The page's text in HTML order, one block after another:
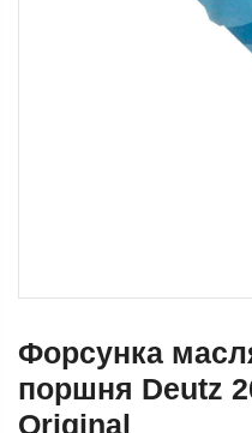
Форсунка
поршня Deutz
Original